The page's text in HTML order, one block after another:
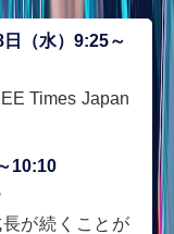
（水）9:25～
Times Japan
10:10
が続くことが